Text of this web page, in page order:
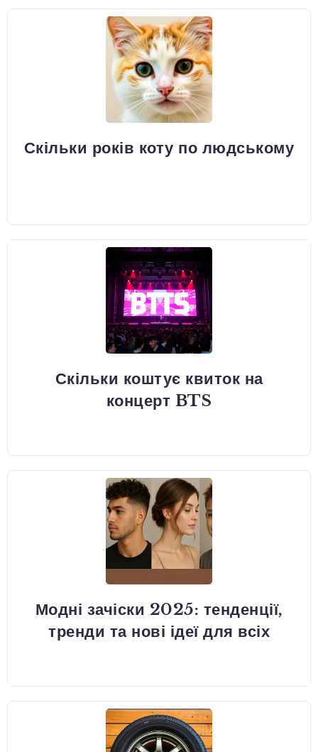
Скільки років коту по людському
Скільки коштує квиток на
концерт BTS
Модні зачіски 2025: тенденції,
тренди та нові ідеї для всіх